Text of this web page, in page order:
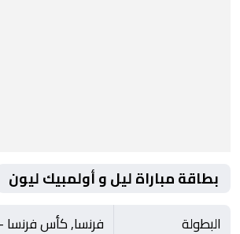
بطاقة مباراة ليل و أولمبيك ليون
البطولة
فرنسا, كأس فرنسا -